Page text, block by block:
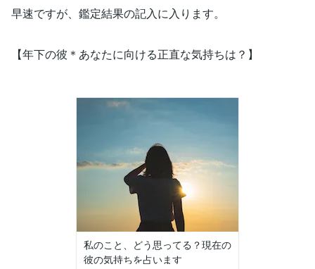
早速ですが、鑑定結果の記入に入ります。
【年下の彼＊あなたに向ける正直な気持ちは？】
私のこと、どう思ってる？現在の
彼の気持ちを占います